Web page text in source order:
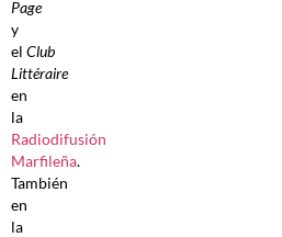
Page
y
el Club
Littéraire
en
la
Radiodifusión
Marfileña.
También
en
la